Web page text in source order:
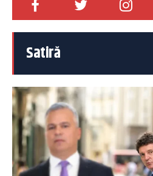
Satiră